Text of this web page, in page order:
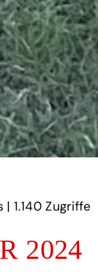
1.140‏‏‎ ‎Zugriffe
2024